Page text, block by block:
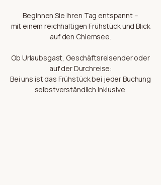
Beginnen Sie Ihren Tag entspannt –
mit einem reichhaltigen Frühstück und Blick
auf den Chiemsee.
Ob Urlaubsgast, Geschäftsreisender oder
auf der Durchreise:
Bei uns ist das Frühstück bei jeder Buchung
selbstverständlich inklusive.